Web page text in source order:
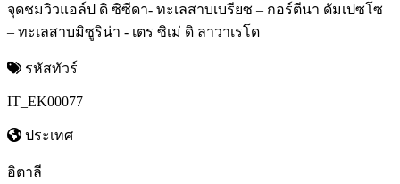
จุดชมวิวแอล์ป ดิ ซิซีดา- ทะเลสาบเบรียซ – กอร์ตีนา ดัมเปซโซ
– ทะเลสาบมิซูริน่า - เตร ซิเม่ ดิ ลาวาเรโด
รหัสทัวร์
IT_EK00077
ประเทศ
อิตาลี